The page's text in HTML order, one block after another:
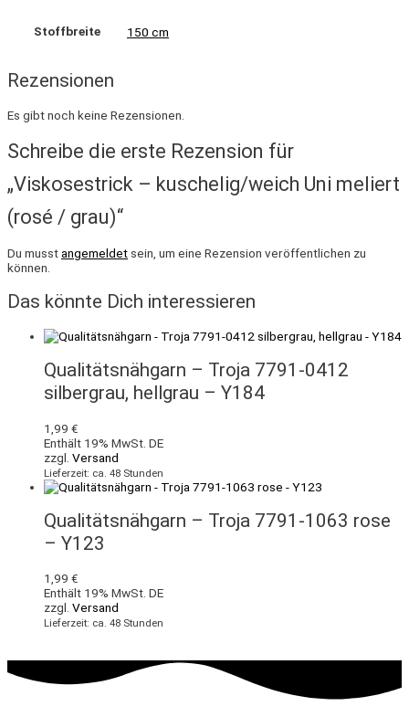
Stoffbreite 150 cm
Rezensionen
Es gibt noch keine Rezensionen.
Schreibe die erste Rezension für
„Viskosestrick – kuschelig/weich Uni meliert
(rosé / grau)“
Du musstangemeldet sein, um eine Rezension veröffentlichen zu
können.
Das könnte Dich interessieren
Qualitätsnähgarn – Troja 7791-0412
silbergrau, hellgrau – Y184
1,99 €
Enthält 19% MwSt. DE
zzgl. Versand
Lieferzeit: ca. 48 Stunden
Qualitätsnähgarn – Troja 7791-1063 rose
– Y123
1,99 €
Enthält 19% MwSt. DE
zzgl. Versand
Lieferzeit: ca. 48 Stunden